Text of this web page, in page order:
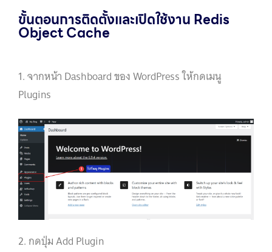
ขั้นตอนการติดตั้งและเปิดใช้งาน Redis
Object Cache
1. จากหน้า Dashboard ของ WordPress ให้กดเมนู
Plugins
2. กดปุ่ม Add Plugin